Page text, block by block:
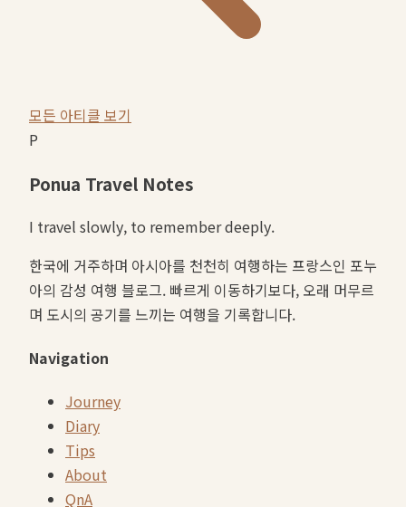
모든 아티클 보기
P
Ponua Travel Notes
I travel slowly, to remember deeply.
한국에 거주하며 아시아를 천천히 여행하는 프랑스인 포누
아의 감성 여행 블로그. 빠르게 이동하기보다, 오래 머무르
며 도시의 공기를 느끼는 여행을 기록합니다.
Navigation
Journey
Diary
Tips
About
QnA